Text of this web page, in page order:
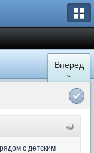
Вперед
»
с детским